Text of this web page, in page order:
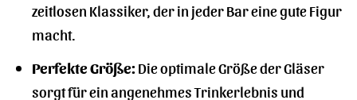
zeitlosen Klassiker, der in jeder Bar eine gute Figur
macht.
Perfekte Größe:Die optimale Größe der Gläser
sorgt für ein angenehmes Trinkerlebnis und